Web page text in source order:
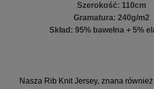
Szerokość: 110cm
Gramatura: 240g/m2
Skład: 95% bawełna + 5%
Nasza Rib Knit Jersey, znana